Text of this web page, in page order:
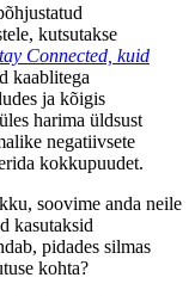
kutsutakse
Connected, kuid
kaablitega
ja kõigis
harima üldsust
negatiivsete
kokkupuudet.
soovime anda neile
kasutaksid
pidades silmas
kohta?